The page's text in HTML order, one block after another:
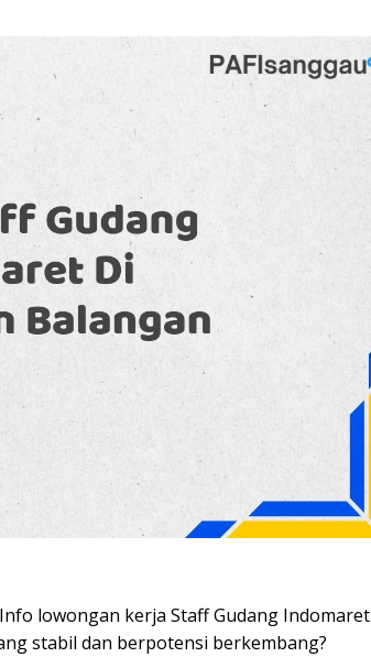
lowongan kerja Staff Gudang Indomaret
stabil dan berpotensi berkembang?